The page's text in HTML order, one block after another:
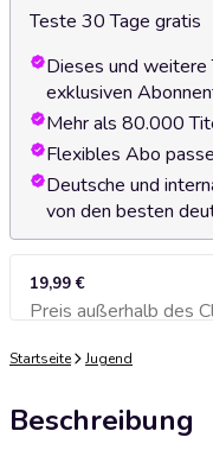
Teste 30 Tage gratis
Dieses und weitere
exklusiven
Mehr als 80.000
Flexibles Abo
Deutsche und
von den besten
19,99 €
Preis außerhalb des
Zum
Startseite Jugend
Beschreibung